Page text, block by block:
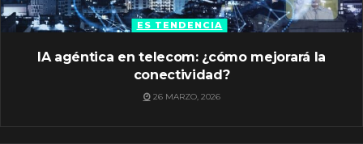
ES TENDENCIA
IA agéntica en telecom: ¿cómo mejorará la
conectividad?
26 MARZO, 2026